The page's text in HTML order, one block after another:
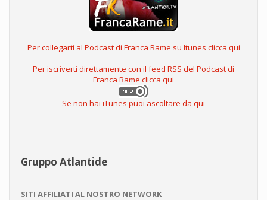
Per collegarti al Podcast di Franca Rame su Itunes clicca qui
Per iscriverti direttamente con il feed RSS del Podcast di
Franca Rame clicca qui
Se non hai iTunes puoi ascoltare da qui
Gruppo Atlantide
SITI AFFILIATI AL NOSTRO NETWORK